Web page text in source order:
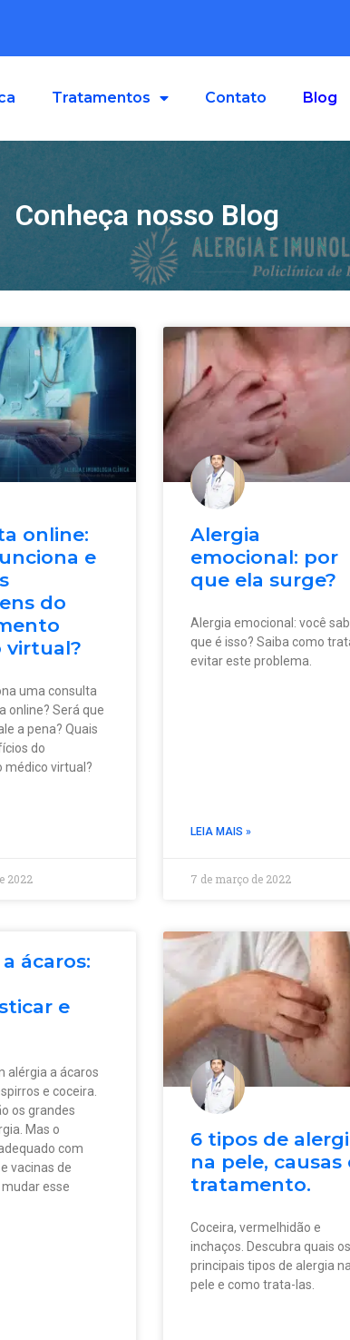
Tratamentos Contato Blog
Conheça nosso Blog
online:
e
do
virtual?
uma consulta
online? Será que
a pena? Quais
do
médico virtual?
2022
Alergia
emocional: por
que ela surge?
Alergia emocional: você
que é isso? Saiba como
evitar este problema.
LEIA MAIS »
7 de março de 2022
ácaros:
e
alérgia a ácaros
e coceira.
os grandes
Mas o
com
vacinas de
esse
6 tipos de
na pele, causas
tratamento.
Coceira, vermelhidão e
inchaços. Descubra quais
principais tipos de alergia
pele e como trata-las.